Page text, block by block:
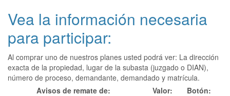
Vea la información necesaria
para participar:
Al comprar uno de nuestros planes usted podrá ver: La dirección
exacta de la propiedad, lugar de la subasta (juzgado o DIAN),
número de proceso, demandante, demandado y matrícula.
Avisos de remate de:
Valor:
Botón: